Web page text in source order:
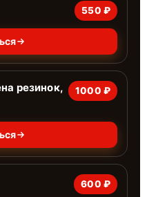
550 ₽
резинок,
1000 ₽
600 ₽